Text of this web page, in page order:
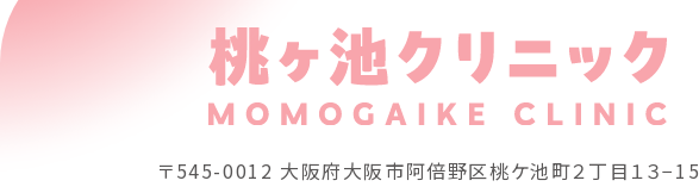
〒545-0012 ⼤阪府⼤阪市阿倍野区桃ケ池町２丁⽬１３−15